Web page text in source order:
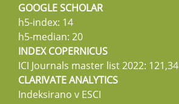
GOOGLE SCHOLAR
h5-index: 14
h5-median: 20
INDEX COPERNICUS
ICI Journals master list 2022: 121,34
CLARIVATE ANALYTICS
Indeksirano v ESCI